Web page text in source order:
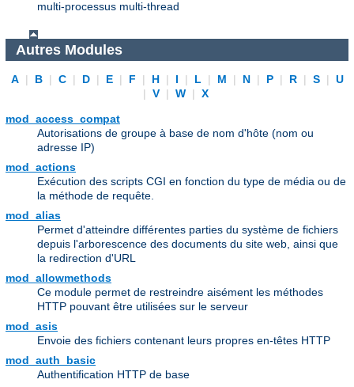
multi-processus multi-thread
Autres Modules
A | B | C | D | E | F | H | I | L | M | N | P | R | S |
U
|
V | W |
X
mod_access_compat
Autorisations de groupe à base de nom d'hôte (nom ou
adresse IP)
mod_actions
Exécution des scripts CGI en fonction du type de média ou de
la méthode de requête.
mod_alias
Permet d'atteindre différentes parties du système de fichiers
depuis l'arborescence des documents du site web, ainsi que
la redirection d'URL
mod_allowmethods
Ce module permet de restreindre aisément les méthodes
HTTP pouvant être utilisées sur le serveur
mod_asis
Envoie des fichiers contenant leurs propres en-têtes HTTP
mod_auth_basic
Authentification HTTP de base